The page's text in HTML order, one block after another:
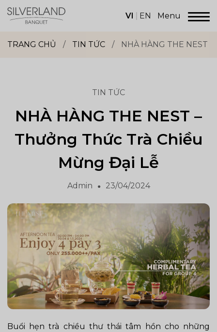
content
vụ
VI EN Menu
TRANG CHỦ / TIN TỨC / NHÀ HÀNG THE NEST
TIN TỨC
NHÀ HÀNG THE NEST –
Thưởng Thức Trà Chiều
Mừng Đại Lễ
Admin 23/04/2024
Buổi hẹn trà chiều thư thái tâm hồn cho những